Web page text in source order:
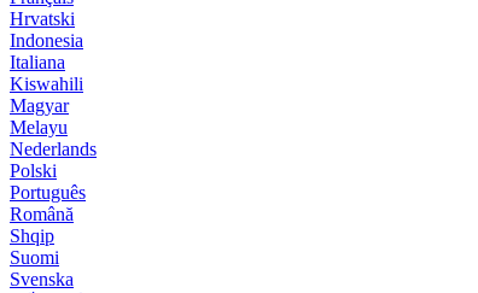
Hrvatski
Indonesia
Italiana
Kiswahili
Magyar
Melayu
Nederlands
Polski
Português
Română
Shqip
Suomi
Svenska